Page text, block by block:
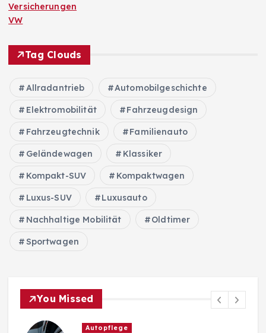
Versicherungen
VW
Tag Clouds
Allradantrieb Automobilgeschichte
Elektromobilität Fahrzeugdesign
Fahrzeugtechnik Familienauto
Geländewagen Klassiker
Kompakt-SUV Kompaktwagen
Luxus-SUV Luxusauto
Nachhaltige Mobilität Oldtimer
Sportwagen
You Missed
Autopflege